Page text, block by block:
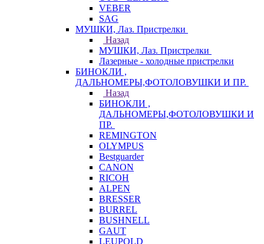
VEBER
SAG
МУШКИ, Лаз. Пристрелки
Назад
МУШКИ, Лаз. Пристрелки
Лазерные - холодные пристрелки
БИНОКЛИ ,
ДАЛЬНОМЕРЫ,ФОТОЛОВУШКИ И ПР.
Назад
БИНОКЛИ ,
ДАЛЬНОМЕРЫ,ФОТОЛОВУШКИ И
ПР.
REMINGTON
OLYMPUS
Bestguarder
CANON
RICOH
ALPEN
BRESSER
BURREL
BUSHNELL
GAUT
LEUPOLD